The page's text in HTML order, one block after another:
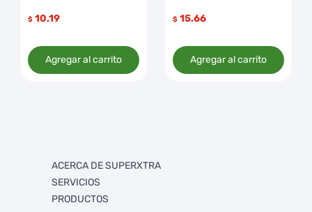
$ 10.19
Agregar al carrito
$ 15.66
Agregar al carrito
ACERCA DE SUPERXTRA
Quienes somos
Trabaja con Nosotros
SERVICIOS
FullXtra
PRODUCTOS